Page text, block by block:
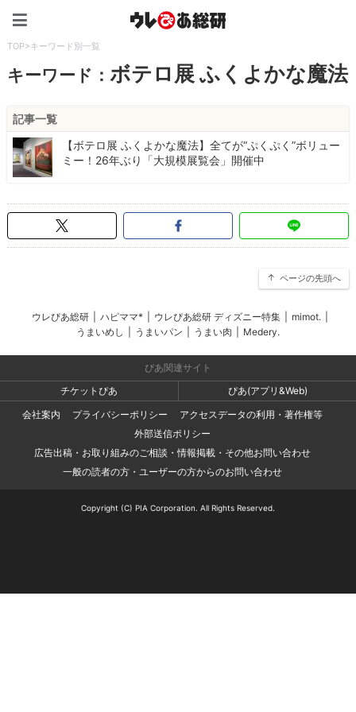
TOP>キーワード別一覧
キーワード：ボテロ展 ふくよかな魔法
記事一覧
【ボテロ展 ふくよかな魔法】全てが“ぷくぷく”ボリュー
ミー！26年ぶり「大規模展覧会」開催中
ページの先頭へ
ウレぴあ総研 ハピママ* ウレぴあ総研 ディズニー特集 mimot.
うまいめし
うまいパン うまい肉 Medery.
ぴあ関連サイト
チケットぴあ
ぴあ(アプリ&Web)
会社案内
プライバシーポリシー
アクセスデータの利用・著作権等
外部送信ポリシー
広告出稿・お取り組みのご相談・情報掲載・その他お問い合わせ
一般の読者の方・ユーザーの方からのお問い合わせ
Copyright (C) PIA Corporation. All Rights Reserved.